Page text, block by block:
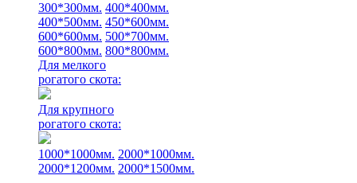
300*300мм. 400*400мм.
400*500мм. 450*600мм.
600*600мм. 500*700мм.
600*800мм. 800*800мм.
Для мелкого
рогатого скота:
Для крупного
рогатого скота:
1000*1000мм. 2000*1000мм.
2000*1200мм. 2000*1500мм.